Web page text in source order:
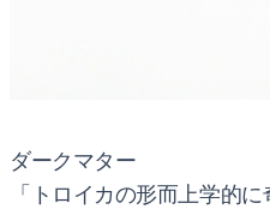
ダークマター
「トロイカの形而上学的